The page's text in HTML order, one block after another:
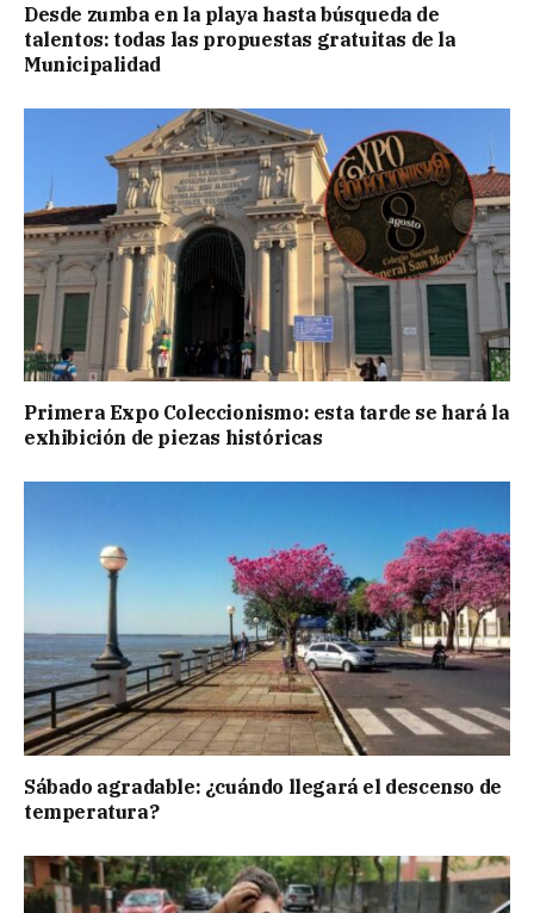
Desde zumba en la playa hasta búsqueda de
talentos: todas las propuestas gratuitas de la
Municipalidad
Primera Expo Coleccionismo: esta tarde se hará la
exhibición de piezas históricas
Sábado agradable: ¿cuándo llegará el descenso de
temperatura?